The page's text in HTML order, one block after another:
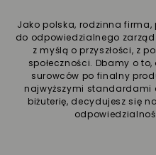
Jako polska, rodzinna
do odpowiedzialnego
z myślą o przyszłości, z
społeczności. Dbamy o
surowców po finalny
najwyższymi standardami
biżuterię, decydujesz się